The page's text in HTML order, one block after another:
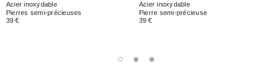
Acier inoxydable
Pierres semi-précieuses
39 €
Acier inoxydable
Pierre semi-précieuse
39 €